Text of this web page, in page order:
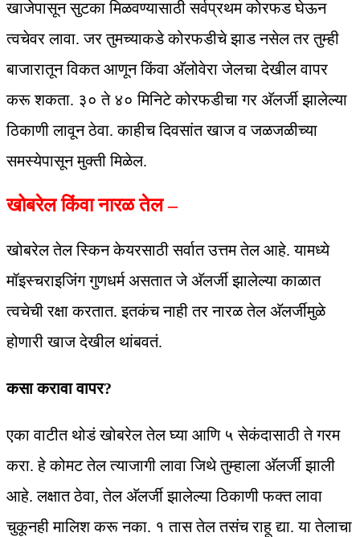
खाजेपासून सुटका मिळवण्यासाठी सर्वप्रथम कोरफड घेऊन
त्वचेवर लावा. जर तुमच्याकडे कोरफडीचे झाड नसेल तर तुम्ही
बाजारातून विकत आणून किंवा अ‍ॅलोवेरा जेलचा देखील वापर
करू शकता. ३० ते ४० मिनिटे कोरफडीचा गर अ‍ॅलर्जी झालेल्या
ठिकाणी लावून ठेवा. काहीच दिवसांत खाज व जळजळीच्या
समस्येपासून मुक्ती मिळेल.
खोबरेल किंवा नारळ तेल –
खोबरेल तेल स्किन केयरसाठी सर्वात उत्तम तेल आहे. यामध्ये
मॉइस्चराइजिंग गुणधर्म असतात जे अ‍ॅलर्जी झालेल्या काळात
त्वचेची रक्षा करतात. इतकंच नाही तर नारळ तेल अ‍ॅलर्जीमुळे
होणारी खाज देखील थांबवतं.
कसा करावा वापर?
एका वाटीत थोडं खोबरेल तेल घ्या आणि ५ सेकंदासाठी ते गरम
करा. हे कोमट तेल त्याजागी लावा जिथे तुम्हाला अ‍ॅलर्जी झाली
आहे. लक्षात ठेवा, तेल अ‍ॅलर्जी झालेल्या ठिकाणी फक्त लावा
चुकूनही मालिश करू नका. १ तास तेल तसंच राहू द्या. या तेलाचा